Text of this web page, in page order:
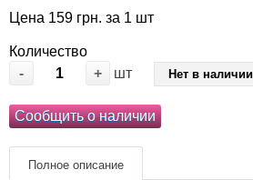
Цена 159 грн. за 1 шт
Количество
-
+ шт Нет в наличии
Сообщить о наличии
Полное описание
расходные материалы
Подарочные сертификаты
Товары для голубей